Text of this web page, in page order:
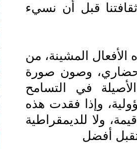
قبل أن نسيء
الأفعال المشينة، من
وصون صورة
في التسامح
وإذا فقدت هذه
ولا للديمقراطية
أفضل